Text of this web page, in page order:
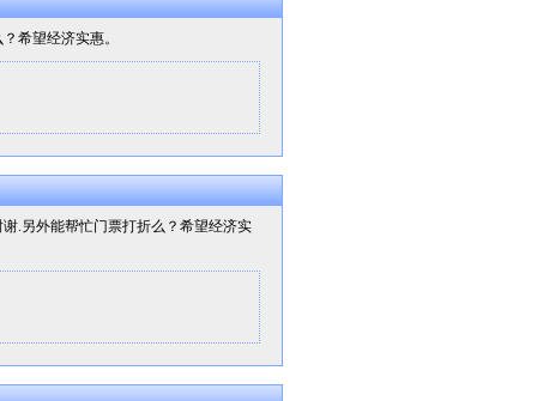
希望经济实惠。
.另外能帮忙门票打折么？希望经济实